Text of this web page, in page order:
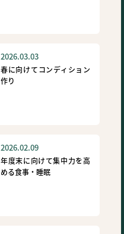
2026.03.03
春に向けてコンディション
作り
2026.02.09
年度末に向けて集中力を高
める食事・睡眠